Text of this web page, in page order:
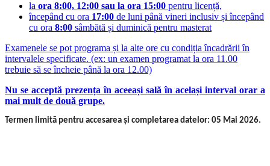
la ora 8:00, 12:00 sau la ora 15:00 pentru licență,
începând cu ora 17:00 de luni până vineri inclusiv și începând
cu ora 8:00 sâmbătă și duminică pentru masterat
Examenele se pot programa și la alte ore cu condiția încadrării în
intervalele specificate. (ex: un examen programat la ora 11.00
trebuie să se încheie până la ora 12.00)
Nu se acceptă prezența în aceeași sală în același interval orar a
mai mult de două grupe.
Termen limită pentru accesarea și completarea datelor: 05 Mai 2026.